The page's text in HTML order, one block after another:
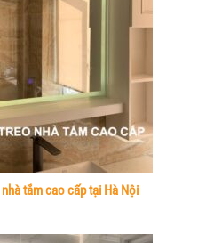
tắm cao cấp tại Hà Nội